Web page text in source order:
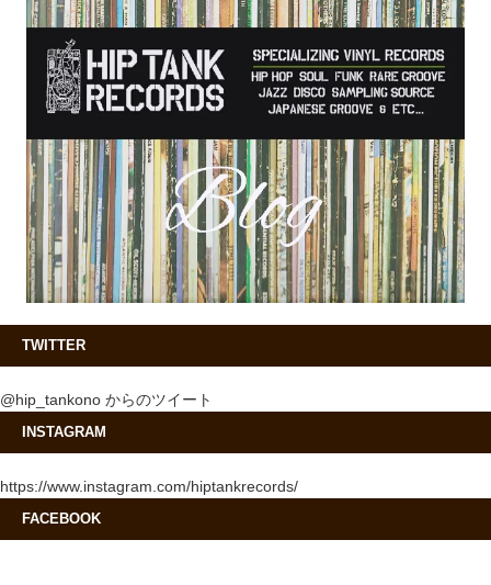
TWITTER
@hip_tankono からのツイート
INSTAGRAM
https://www.instagram.com/hiptankrecords/
FACEBOOK